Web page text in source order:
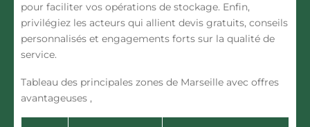
pour faciliter vos opérations de stockage. Enfin,
privilégiez les acteurs qui allient devis gratuits, conseils
personnalisés et engagements forts sur la qualité de
service.
Tableau des principales zones de Marseille avec offres
avantageuses ,